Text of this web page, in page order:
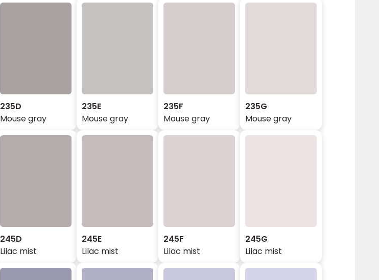
235D
Mouse gray
235E
Mouse gray
235F
Mouse gray
235G
Mouse gray
245D
Lilac mist
245E
Lilac mist
245F
Lilac mist
245G
Lilac mist